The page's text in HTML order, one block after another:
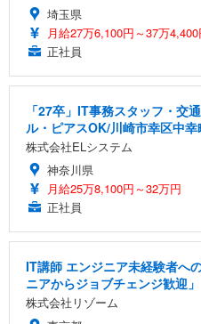
埼玉県
月給27万6,100円～37万4,400
正社員
「27卒」IT事務スタッフ・交
ル・ピアスOK/川崎市幸区中幸
株式会社ELシステム
神奈川県
月給25万8,100円～32万円
正社員
IT講師 エンジニア未経験者へ
ニアからジョブチェンジ歓迎」
株式会社リゾーム